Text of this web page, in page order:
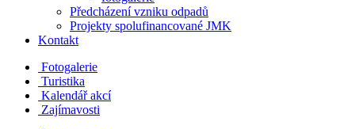
Předcházení vzniku odpadů
Projekty spolufinancované JMK
Kontakt
Fotogalerie
Turistika
Kalendář akcí
Zajímavosti